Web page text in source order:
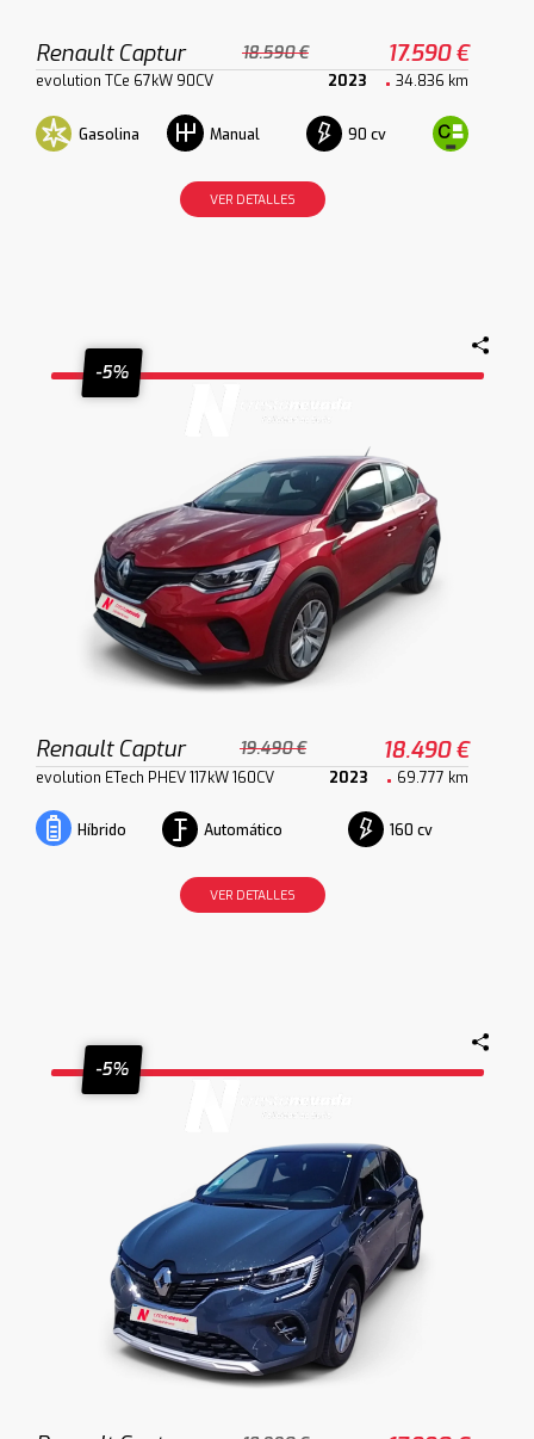
Renault Captur 18.590 € 17.590 €
evolution TCe 67kW 90CV 2023 34.836 km
Gasolina Manual 90 cv
VER DETALLES
-5%
Renault Captur 19.490 € 18.490 €
evolution ETech PHEV 117kW 160CV 2023 69.777 km
Híbrido Automático 160 cv
VER DETALLES
-5%